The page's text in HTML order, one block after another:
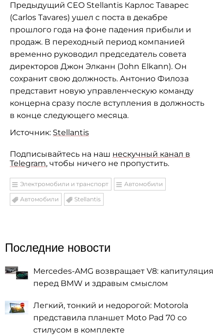
Предыдущий CEO Stellantis Карлос Таварес
(Carlos Tavares) ушел с поста в декабре
прошлого года на фоне падения прибыли и
продаж. В переходный период компанией
временно руководил председатель совета
директоров Джон Элканн (John Elkann). Он
сохранит свою должность. Антонио Филоза
представит новую управленческую команду
концерна сразу после вступления в должность
в конце следующего месяца.
Источник: Stellantis
Подписывайтесь на наш нескучный канал в
Telegram, чтобы ничего не пропустить.
Электромобили и транспорт Автомобили
Автомобили Stellantis
Последние новости
Mercedes-AMG возвращает V8: капитуляция
перед BMW и здравым смыслом
Легкий, тонкий и недорогой: Motorola
представила планшет Moto Pad 70 со
стилусом в комплекте